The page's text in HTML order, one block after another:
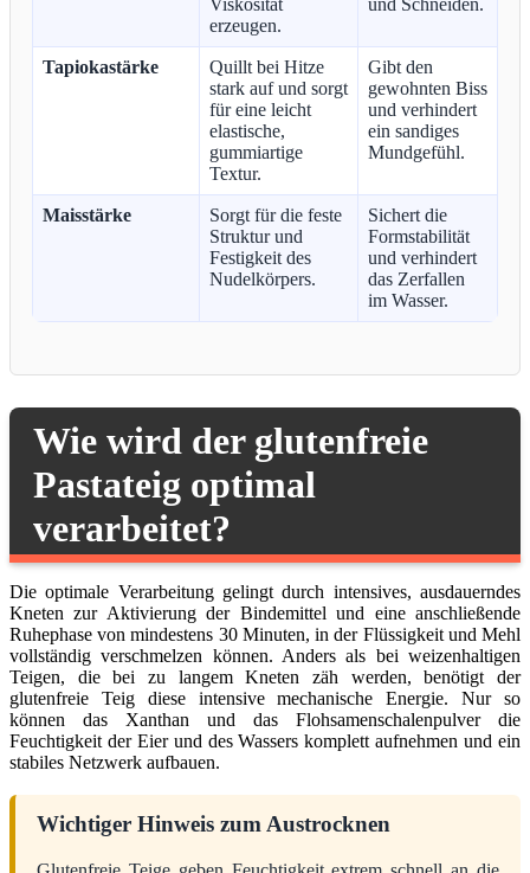
Viskosität
erzeugen.
und Schneiden.
Tapiokastärke
Quillt bei Hitze
stark auf und sorgt
für eine leicht
elastische,
gummiartige
Textur.
Gibt den
gewohnten Biss
und verhindert
ein sandiges
Mundgefühl.
Maisstärke
Sorgt für die feste
Struktur und
Festigkeit des
Nudelkörpers.
Sichert die
Formstabilität
und verhindert
das Zerfallen
im Wasser.
Wie wird der glutenfreie
Pastateig optimal
verarbeitet?
Die optimale Verarbeitung gelingt durch intensives, ausdauerndes
Kneten zur Aktivierung der Bindemittel und eine anschließende
Ruhephase von mindestens 30 Minuten, in der Flüssigkeit und Mehl
vollständig verschmelzen können. Anders als bei weizenhaltigen
Teigen, die bei zu langem Kneten zäh werden, benötigt der
glutenfreie Teig diese intensive mechanische Energie. Nur so
können das Xanthan und das Flohsamenschalenpulver die
Feuchtigkeit der Eier und des Wassers komplett aufnehmen und ein
stabiles Netzwerk aufbauen.
Wichtiger Hinweis zum Austrocknen